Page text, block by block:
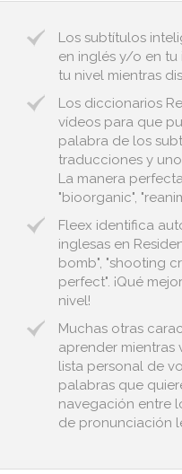
Los subtítulos
en inglés y/o en
tu nivel mientras
Los diccionarios
vídeos para que
palabra de los
traducciones y
La manera
"bioorganic",
Fleex identifica
inglesas en
bomb", "shooting
perfect". ¡Qué
nivel!
Muchas otras
aprender mientras
lista personal de
palabras que
navegación entre
de pronunciación